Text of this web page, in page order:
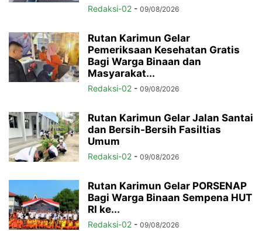
Redaksi-02 - 09/08/2026
Rutan Karimun Gelar
Pemeriksaan Kesehatan Gratis
Bagi Warga Binaan dan
Masyarakat...
Redaksi-02 - 09/08/2026
Rutan Karimun Gelar Jalan Santai
dan Bersih-Bersih Fasiltias
Umum
Redaksi-02 - 09/08/2026
Rutan Karimun Gelar PORSENAP
Bagi Warga Binaan Sempena HUT
RI ke...
Redaksi-02 - 09/08/2026